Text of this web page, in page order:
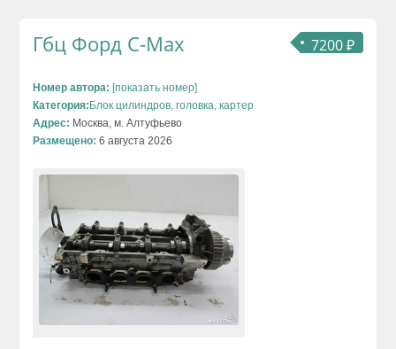
7200 ₽
Гбц Форд C-Max
Номер автора: [показать номер]
Категория: Блок цилиндров, головка, картер
Адрес: Москва, м. Алтуфьево
Размещено: 6 августа 2026